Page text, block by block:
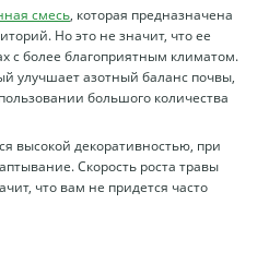
смесь, которая предназначена
Но это не значит, что ее
с более благоприятным климатом.
улучшает азотный баланс почвы,
большого количества
высокой декоративностью, при
Скорость роста травы
что вам не придется часто